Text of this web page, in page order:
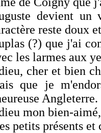
devient
reste doux
(?) que j'ai
les larmes aux
cher et bien
que je
Angleterre.
mon bien-
petits présents